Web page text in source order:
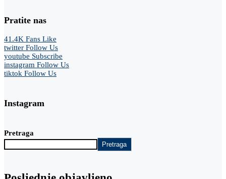
Pratite nas
41.4K Fans Like
twitter Follow Us
youtube Subscribe
instagram Follow Us
tiktok Follow Us
Instagram
Pretraga
Pretraga